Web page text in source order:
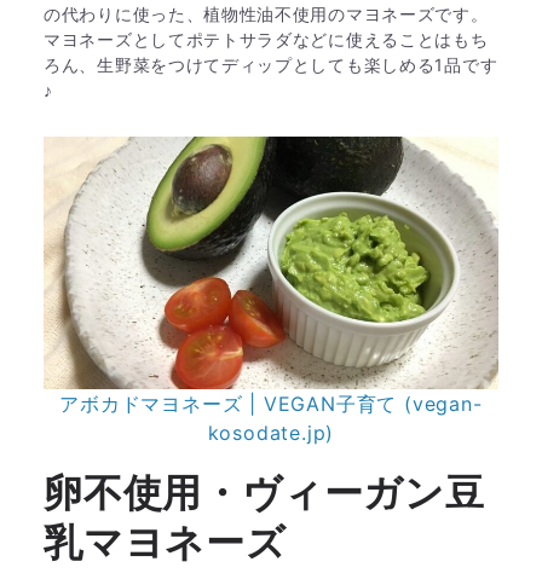
の代わりに使った、植物性油不使用のマヨネーズです。
マヨネーズとしてポテトサラダなどに使えることはもち
ろん、生野菜をつけてディップとしても楽しめる1品です
♪
アボカドマヨネーズ | VEGAN子育て (vegan-
kosodate.jp)
卵不使用・ヴィーガン豆
乳マヨネーズ